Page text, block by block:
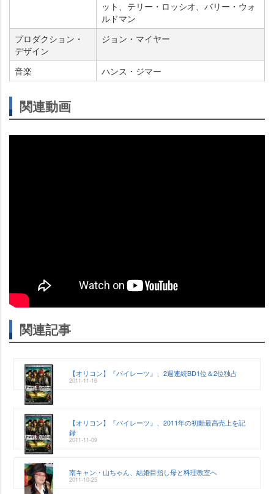
ット、テリー・ロッシオ、バリー・ウォ
ルドマン
プロダクション・
デザイン
ジョン・マイヤー
音楽 ハンス・ジマー
関連動画
関連記事
【オリコン】『パイレーツ』、2週連続BD1位＆2位独占
2011-11-16
【オリコン】『パイレーツ』、2011年の初動最高売上を記
録
2011-11-09
南キャン・山ちゃん、結婚目指し母と料理教室へ
2011-10-25